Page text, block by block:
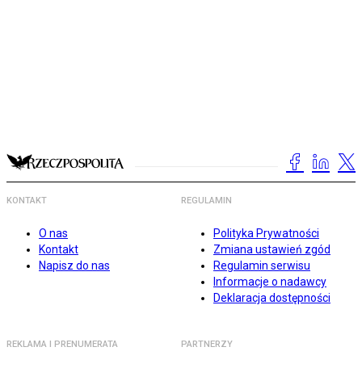
KONTAKT
O nas
Kontakt
Napisz do nas
REGULAMIN
Polityka Prywatności
Zmiana ustawień zgód
Regulamin serwisu
Informacje o nadawcy
Deklaracja dostępności
REKLAMA I PRENUMERATA PARTNERZY